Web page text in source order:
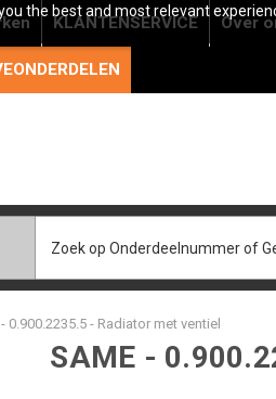
the best and most relevant
KLANTENSERVICE Over
0.900.2235.5 - Radiator met ventiel
SAME -